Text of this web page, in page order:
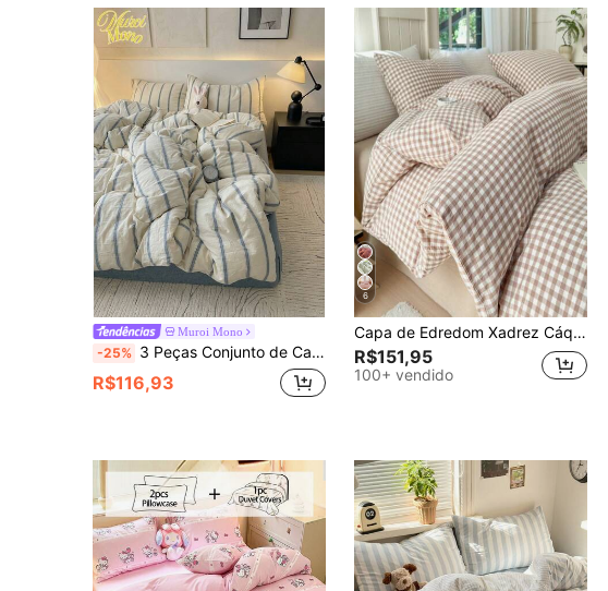
Muroi Mono
-25% 3 Peças Conjunto de Capa de Edredom Estilo Médio Antigo Simples de 100% Poliéster, 2 Fronhas + 1 Capa de Edredom (Sem Lençol de Cama)
R$116,93
6
Capa de Edredom Xadrez Cáqui, Tamanho King - Série de Roupa de Cama Super Macia - Leve e Respirável, Adequada para Meninas - Roupa de Cama Macia e Respirável (King, Branco, Preto)
R$151,95
100+ vendido